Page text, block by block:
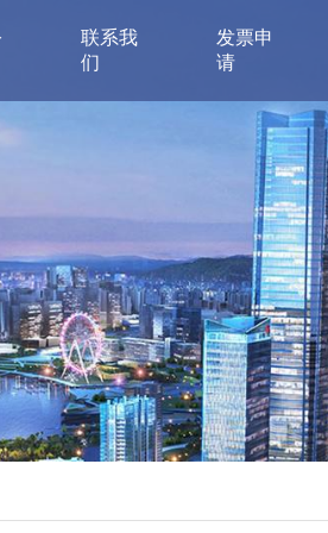
联系我
们
发票申
请